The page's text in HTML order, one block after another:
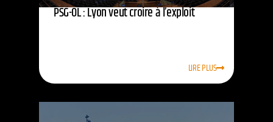
PSG-OL : Lyon veut croire à l’exploit
LIRE PLUS